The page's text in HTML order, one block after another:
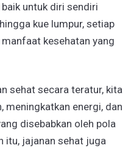
untuk diri sendiri
kue lumpur, setiap
kesehatan yang
sehat secara teratur, kita
meningkatkan energi, dan
disebabkan oleh pola
itu, jajanan sehat juga